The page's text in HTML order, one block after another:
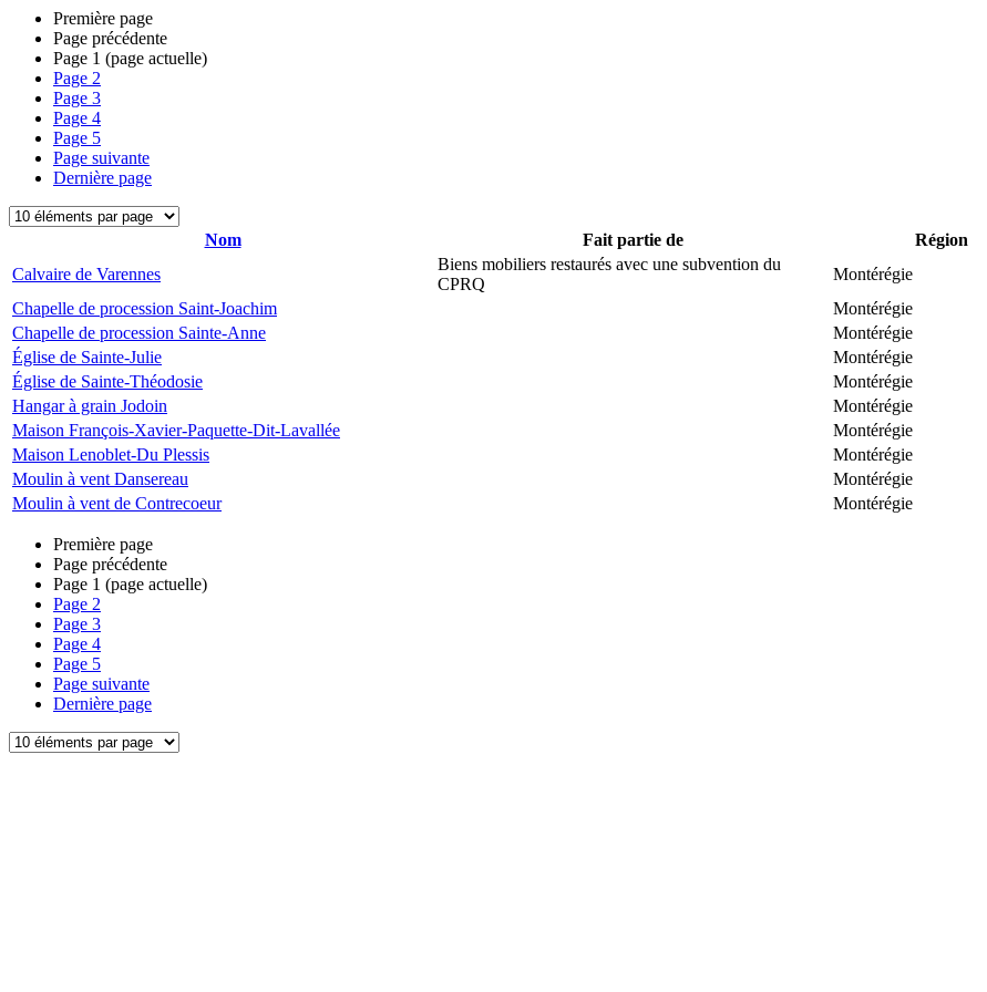
Première page
Page précédente
Page 1 (page actuelle)
Page 2
Page 3
Page 4
Page 5
Page suivante
Dernière page
Nom Fait partie de Région
Calvaire de Varennes
Biens mobiliers restaurés avec une subvention du
CPRQ
Montérégie
Chapelle de procession Saint-Joachim
Montérégie
Chapelle de procession Sainte-Anne
Montérégie
Église de Sainte-Julie
Montérégie
Église de Sainte-Théodosie
Montérégie
Hangar à grain Jodoin
Montérégie
Maison François-Xavier-Paquette-Dit-Lavallée
Montérégie
Maison Lenoblet-Du Plessis
Montérégie
Moulin à vent Dansereau
Montérégie
Moulin à vent de Contrecoeur
Montérégie
Première page
Page précédente
Page 1 (page actuelle)
Page 2
Page 3
Page 4
Page 5
Page suivante
Dernière page